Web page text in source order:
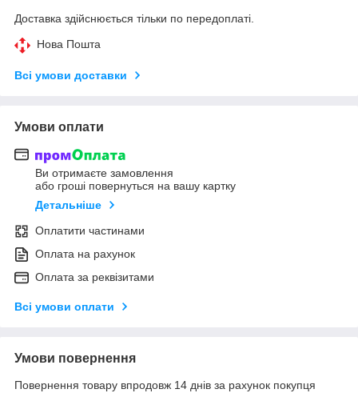
Доставка здійснюється тільки по передоплаті.
Нова Пошта
Всі умови доставки
Умови оплати
Ви отримаєте замовлення
або гроші повернуться на вашу картку
Детальніше
Оплатити частинами
Оплата на рахунок
Оплата за реквізитами
Всі умови оплати
Умови повернення
Повернення товару впродовж 14 днів за рахунок покупця